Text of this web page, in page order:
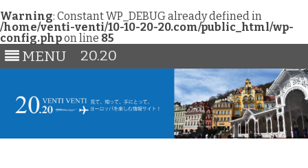
Warning: Constant WP_DEBUG already defined in
/home/venti-venti/10-10-20-20.com/public_html/wp-
config.phpon line 85
MENU 20.20